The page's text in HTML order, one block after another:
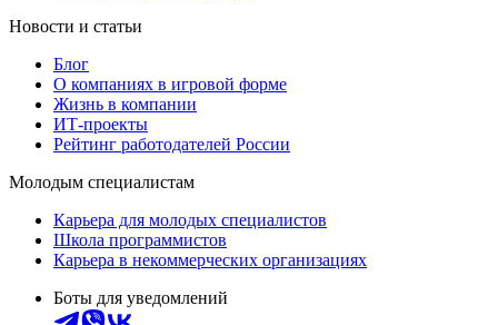
Новости и статьи
Блог
О компаниях в игровой форме
Жизнь в компании
ИТ-проекты
Рейтинг работодателей России
Молодым специалистам
Карьера для молодых специалистов
Школа программистов
Карьера в некоммерческих организациях
Боты для уведомлений